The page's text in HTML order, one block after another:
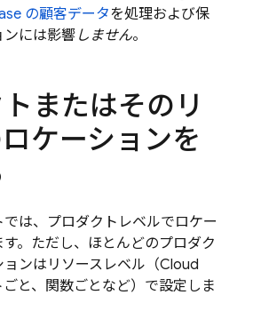
の顧客データを処理および保
ンには影響 しません。
またはそのリ
ケーションを
は、プロダクトレベルでロケー
。ただし、ほとんどのプロダク
ョンはリソースレベル（Cloud
と、関数ごとなど）で設定しま